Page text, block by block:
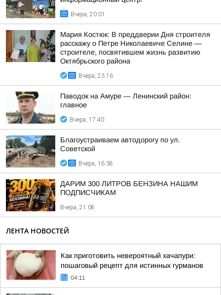
Вчера, 20:01
Мария Костюк: В преддверии Дня строителя
расскажу о Петре Николаевиче Селине —
строителе, посвятившем жизнь развитию
Октябрьского района
Вчера, 23:16
Паводок на Амуре — Ленинский район:
главное
Вчера, 17:40
Благоустраиваем автодорогу по ул.
Советской
Вчера, 16:38
ДАРИМ 300 ЛИТРОВ БЕНЗИНА НАШИМ
ПОДПИСЧИКАМ
Вчера, 21:08
ЛЕНТА НОВОСТЕЙ
Как приготовить невероятный хачапури:
пошаговый рецепт для истинных гурманов
04:11